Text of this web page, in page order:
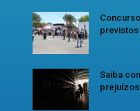
Saiba